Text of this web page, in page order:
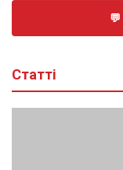
Статті